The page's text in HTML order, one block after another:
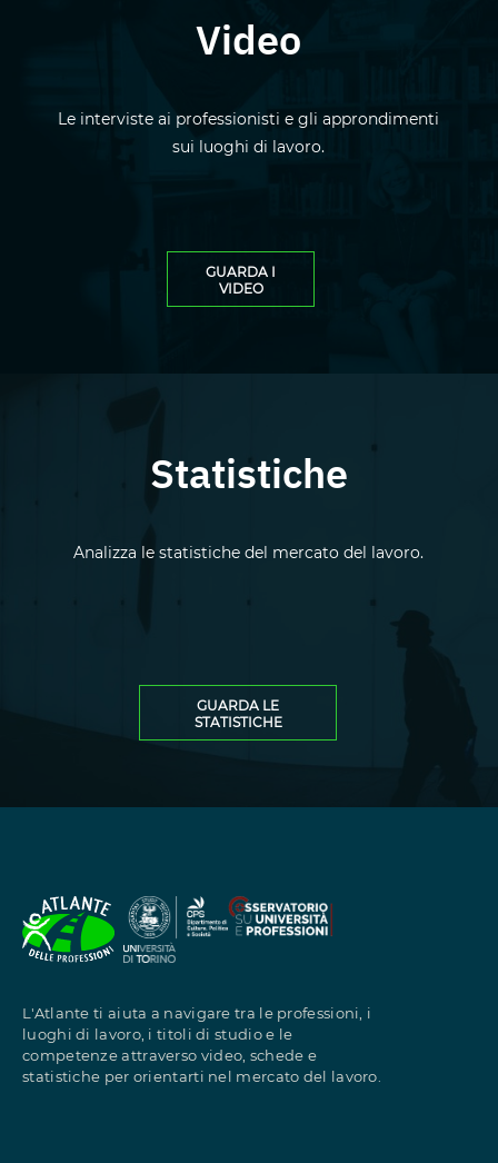
Video
Le interviste ai professionisti e gli approndimenti
sui luoghi di lavoro.
GUARDA I
VIDEO
Statistiche
Analizza le statistiche del mercato del lavoro.
GUARDA LE
STATISTICHE
L'Atlante ti aiuta a navigare tra le professioni, i
luoghi di lavoro, i titoli di studio e le
competenze attraverso video, schede e
statistiche per orientarti nel mercato del lavoro.